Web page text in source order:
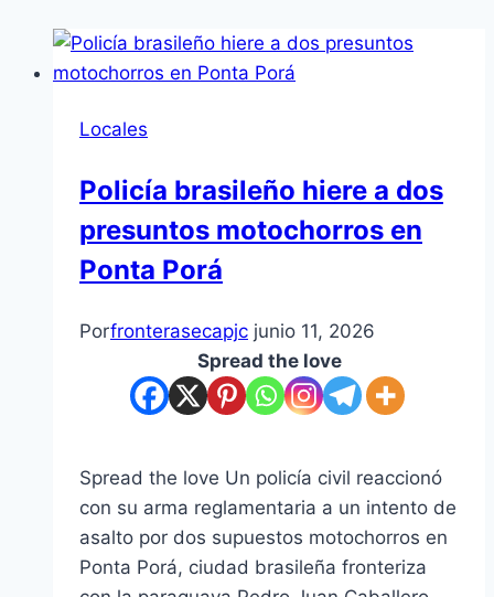
Locales
Policía brasileño hiere a dos
presuntos motochorros en
Ponta Porá
Porfronterasecapjc junio 11, 2026
Spread the love
Spread the love Un policía civil reaccionó
con su arma reglamentaria a un intento de
asalto por dos supuestos motochorros en
Ponta Porá, ciudad brasileña fronteriza